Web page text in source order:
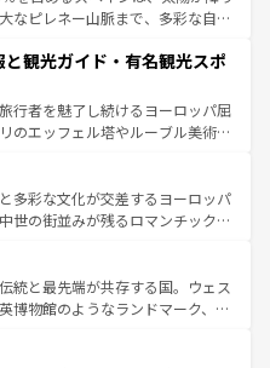
のイタリア料理を堪能することも
、忘れられない旅をしてみよう！
報は
なピレネー山脈まで、多彩な自然
、情熱的なフラメンコ、熱気あふ
いタパスが生活の一部となってい
練された雰囲気や、バルセロナの
、地方では古代ローマ遺跡や中世
や気候が異なるスペインはその個
性で訪れる人を魅了する。 なお、新着のスペイン情報は コ
ほしい。
観光ガイド・有名観光スポ
行者を魅了し続けるヨーロッパ屈
のエッフェル塔やルーブル美術館
ている。華麗な宮殿、歴史的な大
して豊かな自然が、訪れる者を心
ランスは美食の国としても知ら
地であるランス、プロヴァンスの
ど、多彩な楽しみ方が可能だ。さ
も魅力が溢れており、どの街角に
れぞれで全く異なる文化を体験で
多彩な文化が交差するヨーロッパ
世の街並みが残るロマンチック街
を歩いても飽きることがない。ベ
イエルン州のアルプスの絶景、そ
ン畑といった風景は必見。ビール
てほしい。 なお、新着の
統と最先端が共存する国。ウェス
博物館のようなランドマーク、歴
ある。また、優雅なアフタヌーン